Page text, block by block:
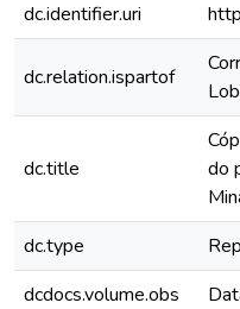
dc.identifier.uri
dc.relation.ispartof
dc.title
do
dc.type
dcdocs.volume.obs